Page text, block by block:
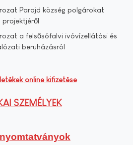
Parajd község polgárokat
projektjéről
a felsősófalvi ivóvízellátási és
beruházásról
online kifizetése
SZEMÉLYEK